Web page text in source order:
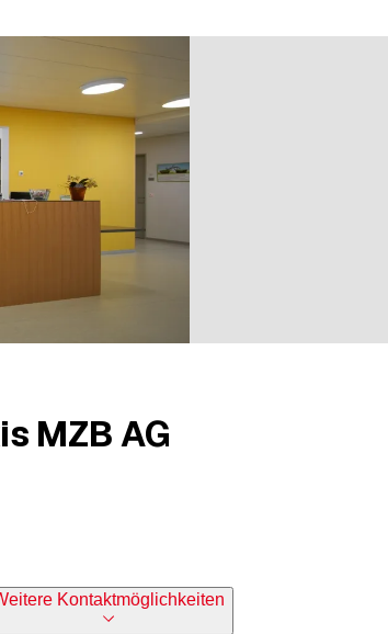
MZB AG
Kontaktmöglichkeiten